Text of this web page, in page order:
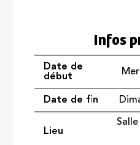
Infos
Date de
début
Date de fin
Lieu